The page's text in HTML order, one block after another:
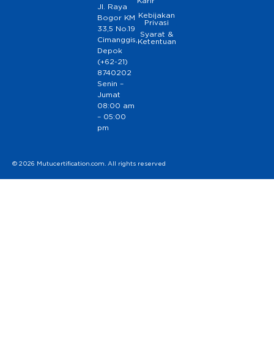
Jl. Raya
Bogor KM
33,5 No.19
Cimanggis,
Depok
(+62-21)
8740202
Senin –
Jumat
08:00 am
– 05:00
pm
Kebijakan
Privasi
Syarat &
Ketentuan
© 2026 Mutucertification.com. All rights reserved